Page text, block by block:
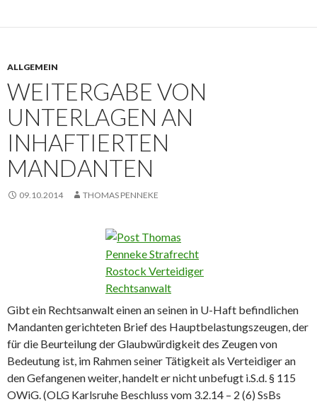
ALLGEMEIN
WEITERGABE VON
UNTERLAGEN AN
INHAFTIERTEN
MANDANTEN
09.10.2014 THOMAS PENNEKE
Gibt ein Rechtsanwalt einen an seinen in U-Haft befindlichen
Mandanten gerichteten Brief des Hauptbelastungszeugen, der
für die Beurteilung der Glaubwürdigkeit des Zeugen von
Bedeutung ist, im Rahmen seiner Tätigkeit als Verteidiger an
den Gefangenen weiter, handelt er nicht unbefugt i.S.d. § 115
OWiG. (OLG Karlsruhe Beschluss vom 3.2.14 – 2 (6) SsBs